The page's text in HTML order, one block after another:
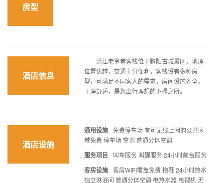
房型
酒店信息
洪江老爷巷客栈位于黔阳古城景区，地理
位置优越，交通十分便利，客栈设有多种房
型，可满足不同客人的需求，房间设施齐全，
干净舒适，是您出行理想的下榻之所。
酒店设施
通用设施 免费停车场 有可无线上网的公共区
域免费 停车场 空调 普通分体空调
服务项目 叫车服务 叫醒服务 24小时前台服务
客房设施 客房WIFI覆盖免费 拖鞋 24小时热水
独立淋浴间 普通分体空调 电热水器 电视机 无